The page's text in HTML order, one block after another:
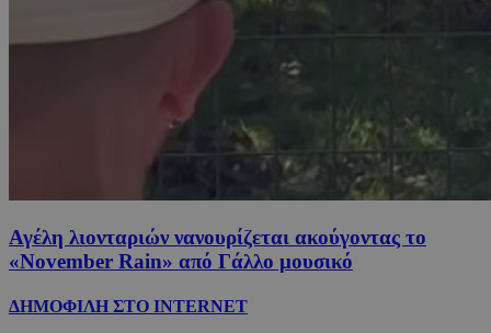
Αγέλη λιονταριών νανουρίζεται ακούγοντας το
«November Rain» από Γάλλο μουσικό
ΔΗΜΟΦΙΛΗ ΣΤΟ INTERNET